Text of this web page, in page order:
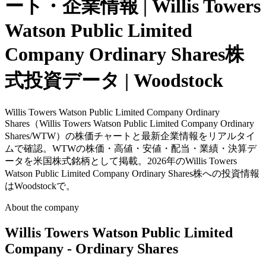
ート・企業情報 | Willis Towers
Watson Public Limited
Company Ordinary Shares株
式投資データ | Woodstock
Willis Towers Watson Public Limited Company Ordinary
Shares（Willis Towers Watson Public Limited Company Ordinary
Shares/WTW）の株価チャートと最新企業情報をリアルタイ
ムで確認。WTWの株価・高値・安値・配当・業績・決算デ
ータを米国株式銘柄として掲載。2026年のWillis Towers
Watson Public Limited Company Ordinary Shares株への投資情報
はWoodstockで。
About the company
Willis Towers Watson Public Limited
Company - Ordinary Shares